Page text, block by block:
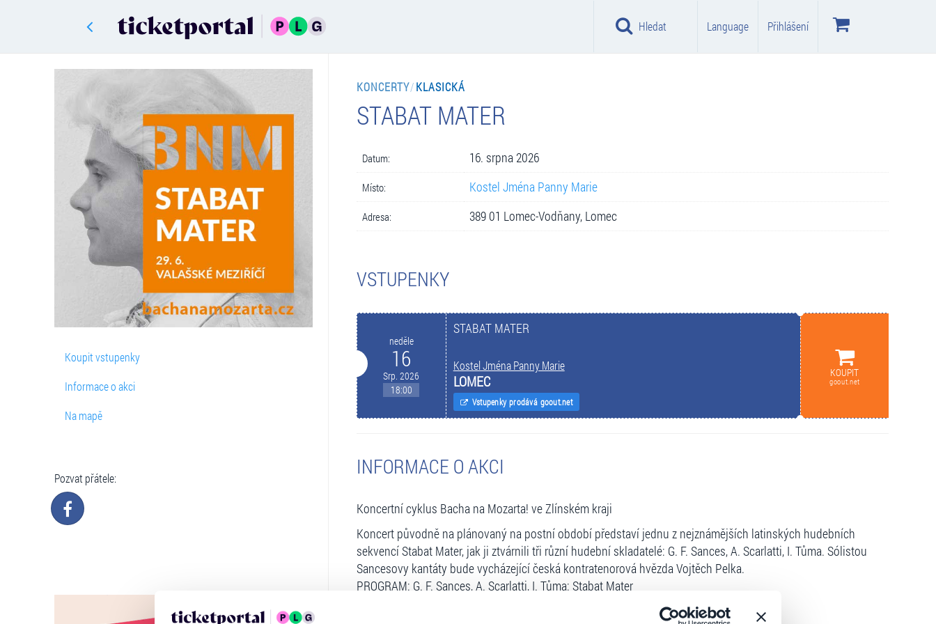
Hledat Language Přihlášení
Koupit vstupenky
Informace o akci
Na mapě
Pozvat přátele:
KONCERTY/KLASICKÁ
STABAT MATER
Datum: 16. srpna 2026
Místo: Kostel Jména Panny Marie
Adresa: 389 01 Lomec-Vodňany, Lomec
VSTUPENKY
neděle
16
Srp. 2026
18:00
STABAT MATER
Kostel Jména Panny Marie
LOMEC
Vstupenky prodává goout.net
KOUPIT
goout.net
INFORMACE O AKCI
Koncertní cyklus Bacha na Mozarta! ve Zlínském kraji
Koncert původně na plánovaný na postní období představí jednu z nejznámějších latinských hudebních
sekvencí Stabat Mater, jak ji ztvárnili tři různí hudební skladatelé: G. F. Sances, A. Scarlatti, I. Tůma. Sólistou
Sancesovy kantáty bude vycházející česká kontratenorová hvězda Vojtěch Pelka.
PROGRAM: G. F. Sances, A. Scarlatti, I. Tůma: Stabat Mater